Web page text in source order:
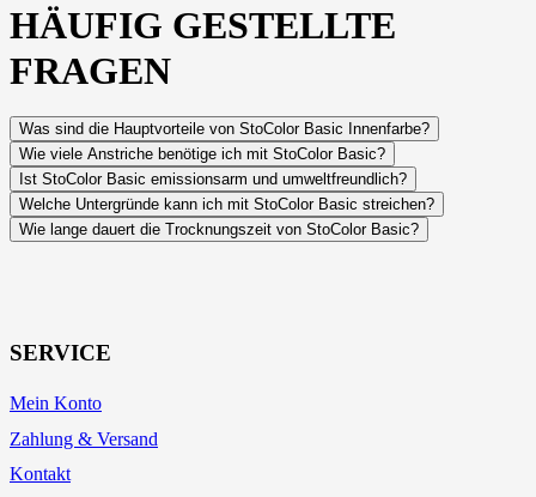
HÄUFIG GESTELLTE
FRAGEN
Was sind die Hauptvorteile von StoColor Basic Innenfarbe?
Wie viele Anstriche benötige ich mit StoColor Basic?
Ist StoColor Basic emissionsarm und umweltfreundlich?
Welche Untergründe kann ich mit StoColor Basic streichen?
Wie lange dauert die Trocknungszeit von StoColor Basic?
SERVICE
Mein Konto
Zahlung & Versand
Kontakt